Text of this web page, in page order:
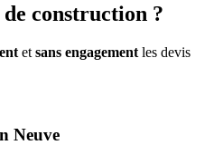
construction ?
et sans engagement les devis
Neuve